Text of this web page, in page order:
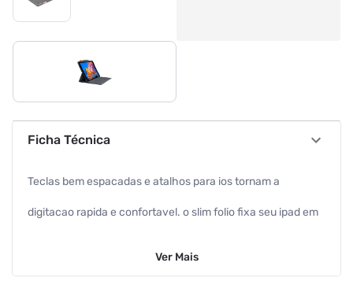
Ficha Técnica
Teclas bem espacadas e atalhos para ios tornam a
digitacao rapida e confortavel. o slim folio fixa seu ipad em
Ver Mais